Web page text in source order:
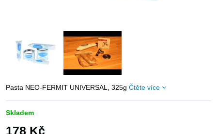
Pasta NEO-FERMIT UNIVERSAL, 325g Čtěte více
Skladem
178 Kč